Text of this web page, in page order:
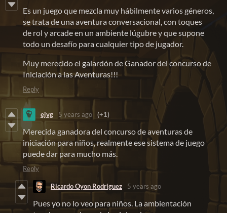
Es un juego que mezcla muy hábilmente varios géneros,
se trata de una aventura conversacional, con toques
de rol y arcade en un ambiente lúgubre y que supone
todo un desafío para cualquier tipo de jugador.
Muy merecido el galardón de Ganador del concurso de
Iniciación a las Aventuras!!!
Reply
ejvg 5 years ago (+1)
Merecida ganadora del concurso de aventuras de
iniciación para niños, realmente ese sistema de juego
puede dar para mucho más.
Reply
Ricardo Oyon Rodriguez 5 years ago
Pues yo no lo veo para niños. La ambientación